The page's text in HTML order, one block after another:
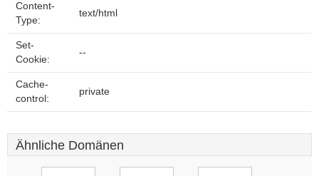
Content-
Type:
text/html
Set-
Cookie:
--
Cache-
control:
private
Ähnliche Domänen